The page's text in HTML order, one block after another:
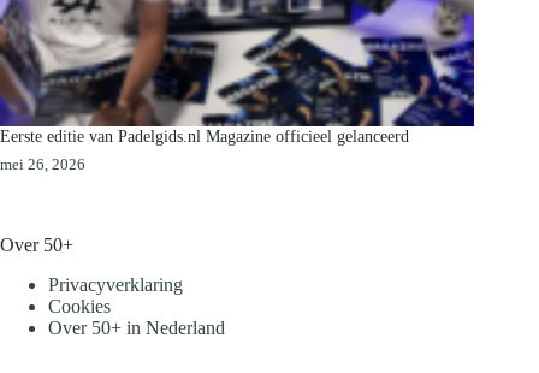
Eerste editie van Padelgids.nl Magazine officieel gelanceerd
mei 26, 2026
Over 50+
Privacyverklaring
Cookies
Over 50+ in Nederland